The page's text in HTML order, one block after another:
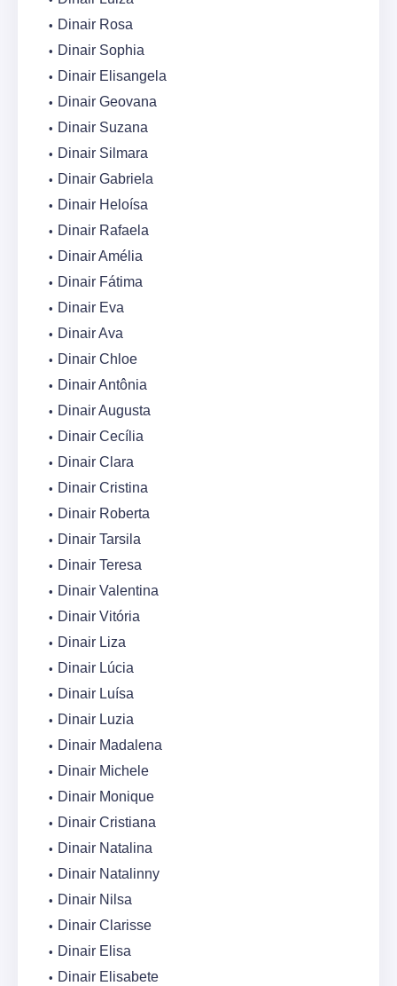
Dinair Rosa
Dinair Sophia
Dinair Elisangela
Dinair Geovana
Dinair Suzana
Dinair Silmara
Dinair Gabriela
Dinair Heloísa
Dinair Rafaela
Dinair Amélia
Dinair Fátima
Dinair Eva
Dinair Ava
Dinair Chloe
Dinair Antônia
Dinair Augusta
Dinair Cecília
Dinair Clara
Dinair Cristina
Dinair Roberta
Dinair Tarsila
Dinair Teresa
Dinair Valentina
Dinair Vitória
Dinair Liza
Dinair Lúcia
Dinair Luísa
Dinair Luzia
Dinair Madalena
Dinair Michele
Dinair Monique
Dinair Cristiana
Dinair Natalina
Dinair Natalinny
Dinair Nilsa
Dinair Clarisse
Dinair Elisa
Dinair Elisabete